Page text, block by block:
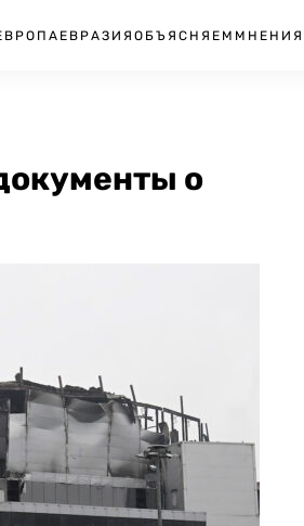
ЕВРАЗИЯ ОБЪЯСНЯЕМ МНЕНИЯ
о